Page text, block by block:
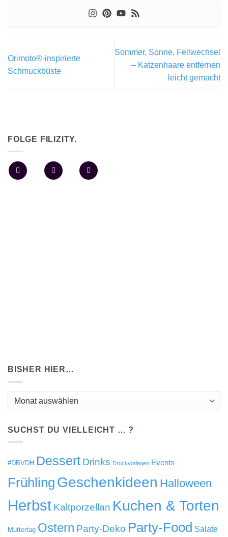
Orimoto®-inspirierte
Schmuckbüste
Sommer, Sonne, Fellwechsel
– Katzenhaare entfernen
leicht gemacht
FOLGE FILIZITY.
BISHER HIER…
Bisher
SUCHST DU VIELLEICHT … ?
#DBVDH Dessert Drinks Druckvorlagen Events
Frühling Geschenkideen Halloween
Herbst Kaltporzellan Kuchen & Torten
Muttertag Ostern Party-Deko Party-Food Salate